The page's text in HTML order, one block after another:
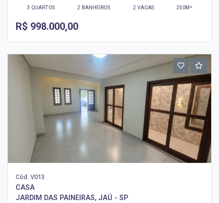
3 QUARTOS 2 BANHEIROS 2 VAGAS 250M²
R$ 998.000,00
Cód. V013
CASA
JARDIM DAS PAINEIRAS, JAÚ - SP